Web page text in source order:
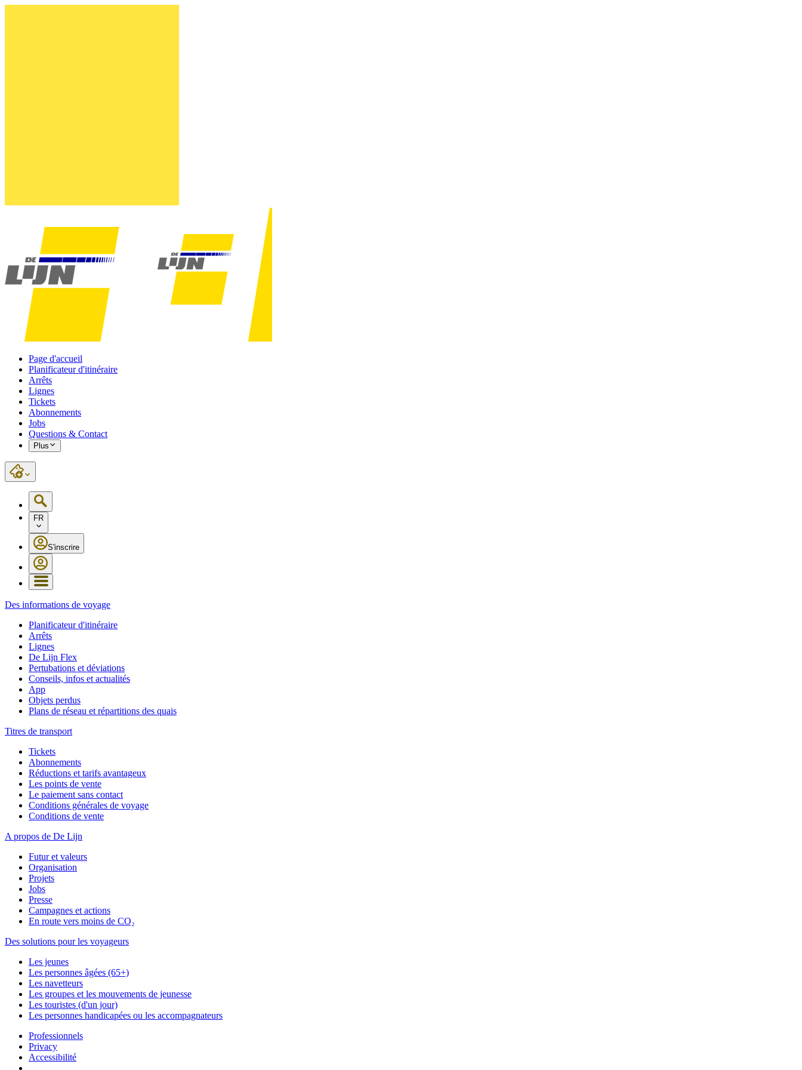
Page d'accueil
Planificateur d'itinéraire
Arrêts
Lignes
Tickets
Abonnements
Jobs
Questions & Contact
Plus
FR
S'inscrire
Des informations de voyage
Planificateur d'itinéraire
Arrêts
Lignes
De Lijn Flex
Pertubations et déviations
Conseils, infos et actualités
App
Objets perdus
Plans de réseau et répartitions des quais
Titres de transport
Tickets
Abonnements
Réductions et tarifs avantageux
Les points de vente
Le paiement sans contact
Conditions générales de voyage
Conditions de vente
A propos de De Lijn
Futur et valeurs
Organisation
Projets
Jobs
Presse
Campagnes et actions
En route vers moins de CO₂
Des solutions pour les voyageurs
Les jeunes
Les personnes âgées (65+)
Les navetteurs
Les groupes et les mouvements de jeunesse
Les touristes (d'un jour)
Les personnes handicapées ou les accompagnateurs
Professionnels
Privacy
Accessibilité